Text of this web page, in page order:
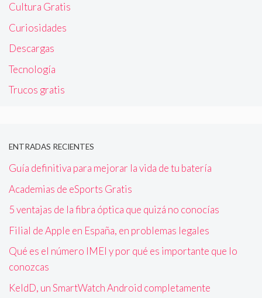
Cultura Gratis
Curiosidades
Descargas
Tecnología
Trucos gratis
ENTRADAS RECIENTES
Guía definitiva para mejorar la vida de tu batería
Academias de eSports Gratis
5 ventajas de la fibra óptica que quizá no conocías
Filial de Apple en España, en problemas legales
Qué es el número IMEI y por qué es importante que lo
conozcas
KeldD, un SmartWatch Android completamente